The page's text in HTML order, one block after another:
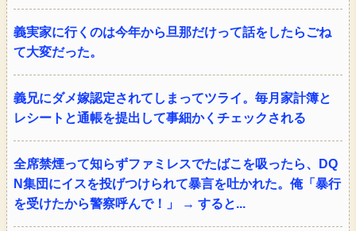
義実家に行くのは今年から旦那だけって話をしたらごね
て大変だった。
義兄にダメ嫁認定されてしまってツライ。毎月家計簿と
レシートと通帳を提出して事細かくチェックされる
全席禁煙って知らずファミレスでたばこを吸ったら、DQ
N集団にイスを投げつけられて暴言を吐かれた。俺「暴行
を受けたから警察呼んで！」 → すると...